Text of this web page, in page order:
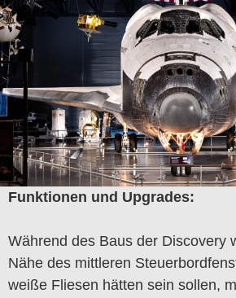
Funktionen und Upgrades:
Während des Baus der Discovery
Nähe des mittleren
weiße Fliesen hätten sein sollen,